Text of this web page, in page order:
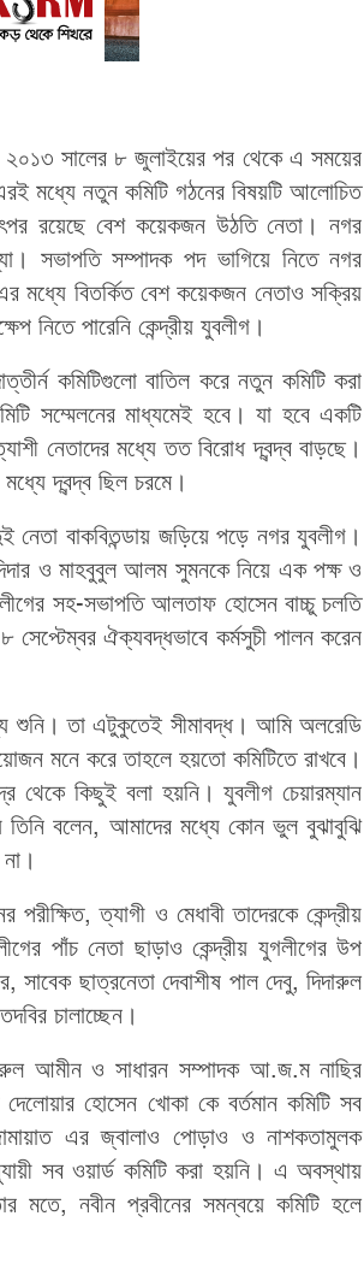
২০১৩ সালের ৮ জুলাইয়ের পর থেকে এ সময়ের
মধ্যে নতুন কমিটি গঠনের বিষয়টি আলোচিত
রয়েছে বেশ কয়েকজন উঠতি নেতা। নগর
সভাপতি সম্পাদক পদ ভাগিয়ে নিতে নগর
মধ্যে বিতর্কিত বেশ কয়েকজন নেতাও সক্রিয়
নিতে পারেনি কেন্দ্রীয় যুবলীগ।
কমিটিগুলো বাতিল করে নতুন কমিটি করা
সম্মেলনের মাধ্যমেই হবে। যা হবে একটি
নেতাদের মধ্যে তত বিরোধ দ্বন্দ্ব বাড়ছে।
দ্বন্দ্ব ছিল চরমে।
নেতা বাকবিতন্ডায় জড়িয়ে পড়ে নগর যুবলীগ।
ও মাহবুবুল আলম সুমনকে নিয়ে এক পক্ষ ও
সহ-সভাপতি আলতাফ হোসেন বাচ্চু চলতি
সেপ্টেম্বর ঐক্যবদ্ধভাবে কর্মসুচী পালন করেন
শুনি। তা এটুকুতেই সীমাবদ্ধ। আমি অলরেডি
মনে করে তাহলে হয়তো কমিটিতে রাখবে।
কিছুই বলা হয়নি। যুবলীগ চেয়ারম্যান
তিনি বলেন, আমাদের মধ্যে কোন ভুল বুঝাবুঝি
ত্যাগী ও মেধাবী তাদেরকে কেন্দ্রীয়
পাঁচ নেতা ছাড়াও কেন্দ্রীয় যুগলীগের উপ
ছাত্রনেতা দেবাশীষ পাল দেবু, দিদারুল
চালাচ্ছেন।
আমীন ও সাধারন সম্পাদক আ.জ.ম নাছির
হোসেন খোকা কে বর্তমান কমিটি সব
এর জ্বালাও পোড়াও ও নাশকতামুলক
সব ওয়ার্ড কমিটি করা হয়নি। এ অবস্থায়
মতে, নবীন প্রবীনের সমন্বয়ে কমিটি হলে